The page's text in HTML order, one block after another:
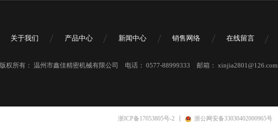
关于我们 产品中心 新闻中心 销售网络 在线留言
版权所有： 温州市鑫佳精密机械有限公司 电话： 0577-88999333 邮箱： xinjia2801@126.com
浙ICP备17053805号-2 浙公网安备33030402000965号